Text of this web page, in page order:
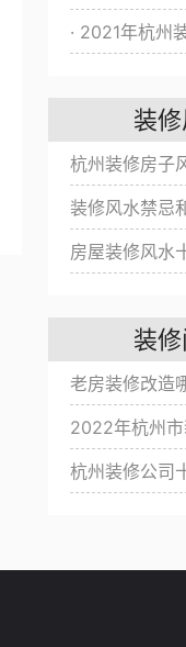
· 2021年杭州
装
杭州装修房子
装修风水禁忌
房屋装修风水
装
杭州装修公司